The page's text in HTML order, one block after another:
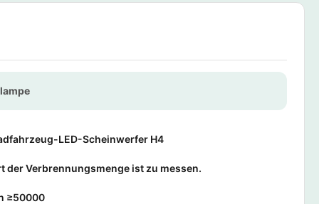
LED-Scheinwerfer H4
der Verbrennungsmenge ist zu messen.
≥50000